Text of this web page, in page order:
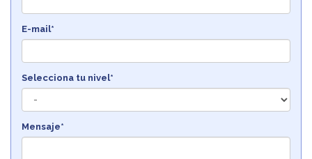
E-mail*
Selecciona tu nivel*
Mensaje*